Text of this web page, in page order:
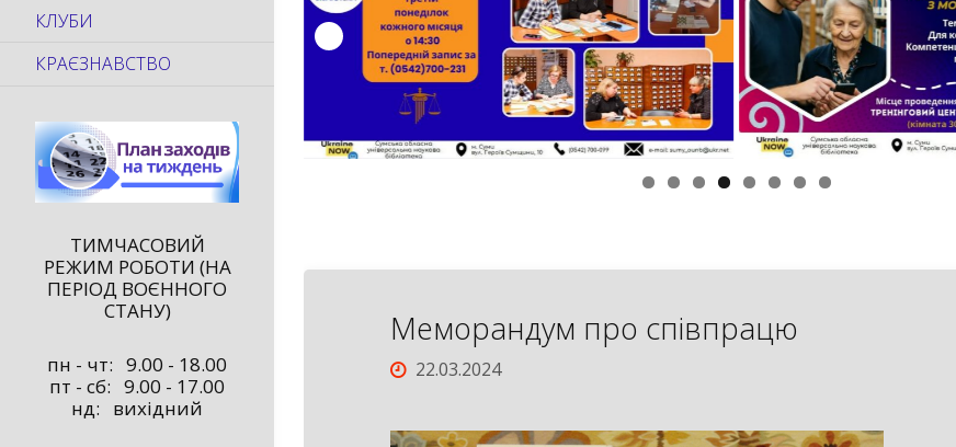
Меморандум про співпрацю
22.03.2024
КЛУБИ
КРАЄЗНАВСТВО
ТИМЧАСОВИЙ
РЕЖИМ РОБОТИ (НА
ПЕРІОД ВОЄННОГО
СТАНУ)
пн - чт: 9.00 - 18.00
пт - сб: 9.00 - 17.00
нд: вихідний